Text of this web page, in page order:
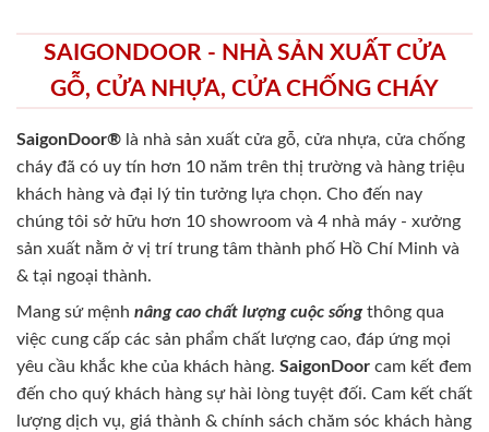
SAIGONDOOR - NHÀ SẢN XUẤT CỬA
GỖ, CỬA NHỰA, CỬA CHỐNG CHÁY
SaigonDoor® là nhà sản xuất cửa gỗ, cửa nhựa, cửa chống
cháy đã có uy tín hơn 10 năm trên thị trường và hàng triệu
khách hàng và đại lý tin tưởng lựa chọn. Cho đến nay
chúng tôi sở hữu hơn 10 showroom và 4 nhà máy - xưởng
sản xuất nằm ở vị trí trung tâm thành phố Hồ Chí Minh và
& tại ngoại thành.
Mang sứ mệnh nâng cao chất lượng cuộc sốngthông qua
việc cung cấp các sản phẩm chất lượng cao, đáp ứng mọi
yêu cầu khắc khe của khách hàng. SaigonDoor cam kết đem
đến cho quý khách hàng sự hài lòng tuyệt đối. Cam kết chất
lượng dịch vụ, giá thành & chính sách chăm sóc khách hàng